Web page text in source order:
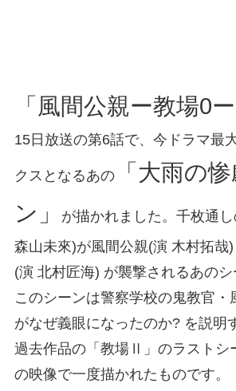
「風間公親ー教場0ー
15日放送の第6話で、今ドラマ最
クスとなるあの「大雨の
ン」
が描かれました。千枚通
森山未來)が風間公親(演 木村拓哉
(演 北村匠海) が襲撃されるあのシ
このシーンは警察学校の鬼教官・
がなぜ義眼になったのか? を説明
過去作品の「教場Ⅱ」のラストシ
の映像で一度描かれたものです